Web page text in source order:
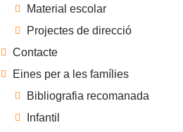
Material escolar
Projectes de direcció
Contacte
Eines per a les famílies
Bibliografia recomanada
Infantil